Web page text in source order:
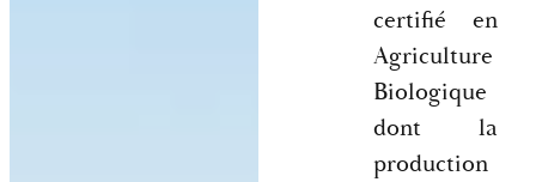
certifié en
Agriculture
Biologique
dont la
production